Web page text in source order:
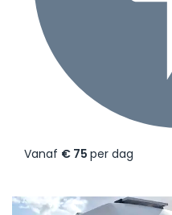
Vanaf € 75 per dag